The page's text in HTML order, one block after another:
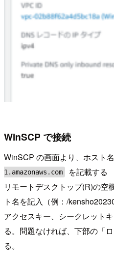
WinSCP で接続
WinSCP の画面より、ホスト
1.amazonaws.com
を記載する
リモートデスクトップ(R)の空
ト名を記入（例：/
アクセスキー、シークレット
る。問題なければ、下部の「
る。